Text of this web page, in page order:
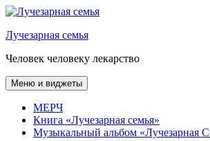
Перейти
содержимому
Лучезарная семья
Человек человеку лекарство
Меню и виджеты
МЕРЧ
Книга «Лучезарная семья»
Музыкальный альбом «Лучезарная